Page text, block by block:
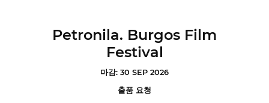
Petronila. Burgos Film
Festival
마감: 30 SEP 2026
출품 요청